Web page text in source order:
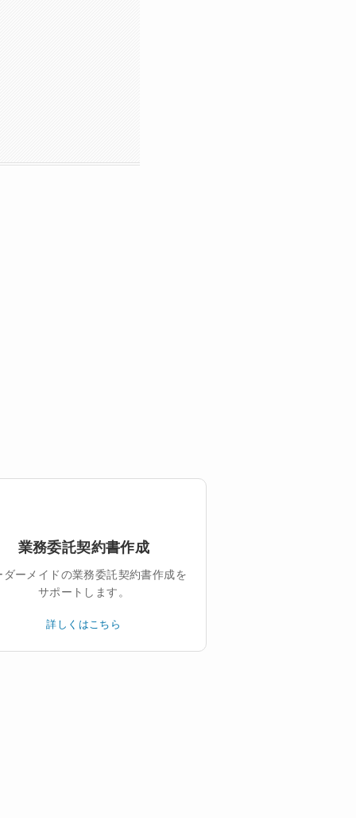
業務委託契約書作成
ダーメイドの業務委託契約書作成を
サポートします。
詳しくはこちら